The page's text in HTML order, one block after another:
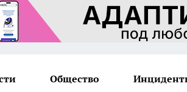
Общество